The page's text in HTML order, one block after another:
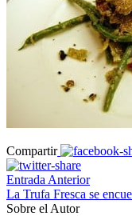
Compartir
Entrada Anterior
La Trufa Fresca se
Sobre el Autor